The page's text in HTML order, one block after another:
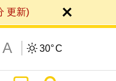
更新)
A 30°C